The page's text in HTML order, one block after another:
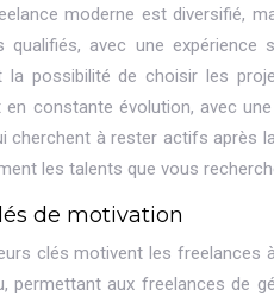
moderne est diversifié,
qualifiés, avec une
la possibilité de choisir les
constante évolution, avec
cherchent à rester actifs après
les talents que vous
de motivation
clés motivent les freelances
permettant aux freelances de